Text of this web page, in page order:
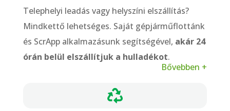
Telephelyi leadás vagy helyszíni elszállítás?
Mindkettő lehetséges. Saját gépjárműflottánk
és ScrApp alkalmazásunk segítségével, akár 24
órán belül elszállítjuk a hulladékot.
Konténerkihelyezés rendszeres vagy eseti
gyűjtéshez is megoldható.
Bővebben +
